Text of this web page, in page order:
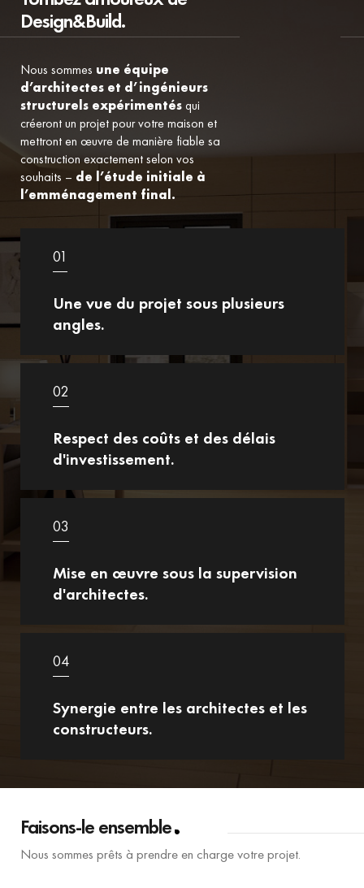
Design&Build.
Nous sommes une équipe
d’architectes et d’ingénieurs
structurels expérimentésqui
créeront un projet pour votre maison et
mettront en œuvre de manière fiable sa
construction exactement selon vos
souhaits – de l’étude initiale à
l’emménagement final.
01
Une vue du projet sous plusieurs
angles.
02
Respect des coûts et des délais
d'investissement.
03
Mise en œuvre sous la supervision
d'architectes.
04
Synergie entre les architectes et les
constructeurs.
Faisons-le ensemble
Nous sommes prêts à prendre en charge votre projet.